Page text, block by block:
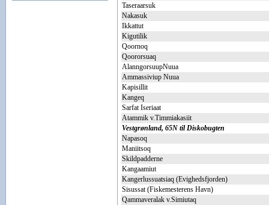
Taseraarsuk
Nakasuk
Ikkattut
Kigutilik
Qoornoq
Qoororsuaq
AlanngorsuupNuua
Ammassiviup Nuua
Kapisillit
Kangeq
Sarfat Iseriaat
Atammik v.Timmiakasiit
Vestgrønland, 65N til Diskobugten
Napasoq
Maniitsoq
Skildpadderne
Kangaamiut
Kangerlussuatsiaq (Evighedsfjorden)
Sisussat (Fiskemesterens Havn)
Qammaveralak v.Simiutaq